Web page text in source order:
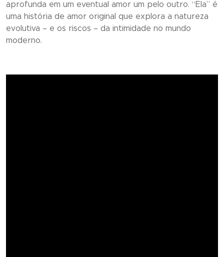
aprofunda em um eventual amor um pelo outro. “Ela” é
uma história de amor original que explora a natureza
evolutiva – e os riscos – da intimidade no mundo
moderno.